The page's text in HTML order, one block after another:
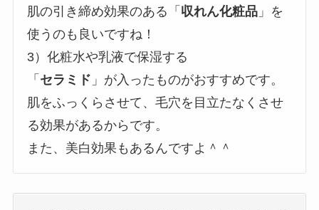
肌の引き締め効果のある「 収れん化粧品」を
使うのも良いですね！
3）化粧水や乳液で保湿する
「 セラミド 」が入ったものがおすすめです。
肌をふっくらさせて、毛穴を目立たなくさせ
る効果があるからです。
また、美白効果もあるんですよ＾＾